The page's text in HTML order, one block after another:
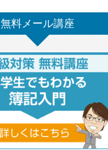
無料メール講座